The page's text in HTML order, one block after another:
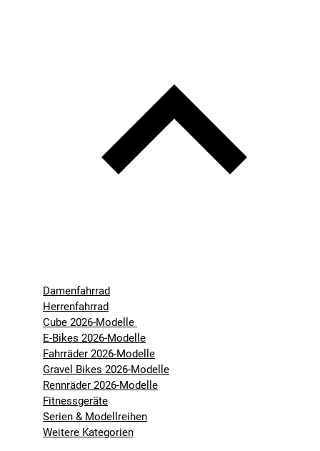
Damenfahrrad
Herrenfahrrad
Cube 2026-Modelle
E-Bikes 2026-Modelle
Fahrräder 2026-Modelle
Gravel Bikes 2026-Modelle
Rennräder 2026-Modelle
Fitnessgeräte
Serien & Modellreihen
Weitere Kategorien